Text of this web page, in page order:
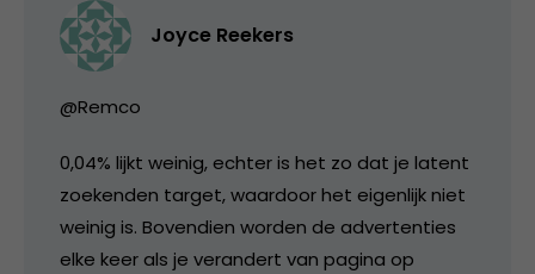
Joyce Reekers
@Remco
0,04% lijkt weinig, echter is het zo dat je latent
zoekenden target, waardoor het eigenlijk niet
weinig is. Bovendien worden de advertenties
elke keer als je verandert van pagina op